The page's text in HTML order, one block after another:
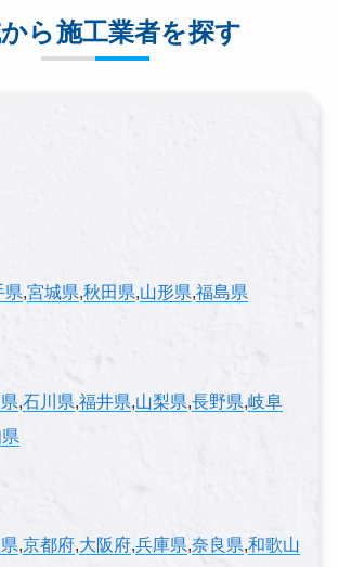
ら施工業者を探す
県,宮城県,秋田県,山形県,福島県
,石川県 ,福井県 山梨県 ,長野県 ,岐阜
,京都府,大阪府,兵庫県,奈良県,和歌山